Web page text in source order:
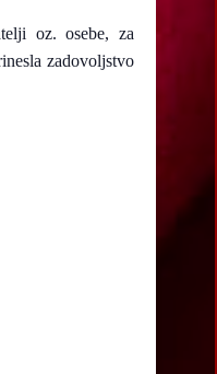
oz. osebe, za
zadovoljstvo